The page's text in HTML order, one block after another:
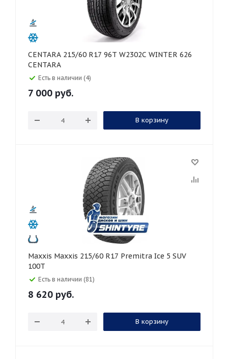
40 45
55 70
CENTARA 215/60 R17 96T W2302C WINTER 626
CENTARA
Есть в наличии (4)
7 000 руб.
В корзину
Maxxis Maxxis 215/60 R17 Premitra Ice 5 SUV
100T
Есть в наличии (81)
8 620 руб.
В корзину